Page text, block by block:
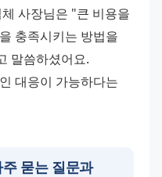
사장님은 "큰 비용을
충족시키는 방법을
말씀하셨어요.
대응이 가능하다는
묻는 질문과